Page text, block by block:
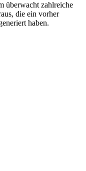
überwacht zahlreiche
die ein vorher
haben.